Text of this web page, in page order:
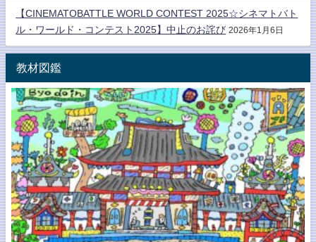
【CINEMATOBATTLE WORLD CONTEST 2025☆シネマトバト
ル・ワールド・コンテスト2025】中止のお詫び 2026年1月6日
教材図鑑